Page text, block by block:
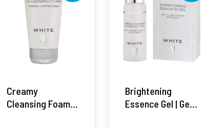
Creamy
Cleansing Foam |
Brightening
Essence Gel | Gel